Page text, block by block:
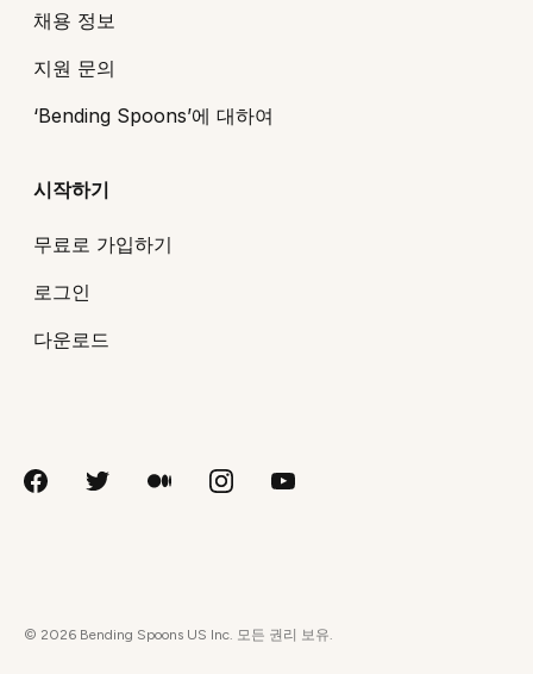
채용 정보
지원 문의
‘Bending Spoons’에 대하여
시작하기
무료로 가입하기
로그인
다운로드
© 2026 Bending Spoons US Inc. 모든 권리 보유.